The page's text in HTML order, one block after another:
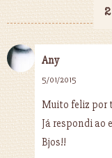
Any
5/01/2015
Muito feliz por
Já respondi ao
Bjos!!